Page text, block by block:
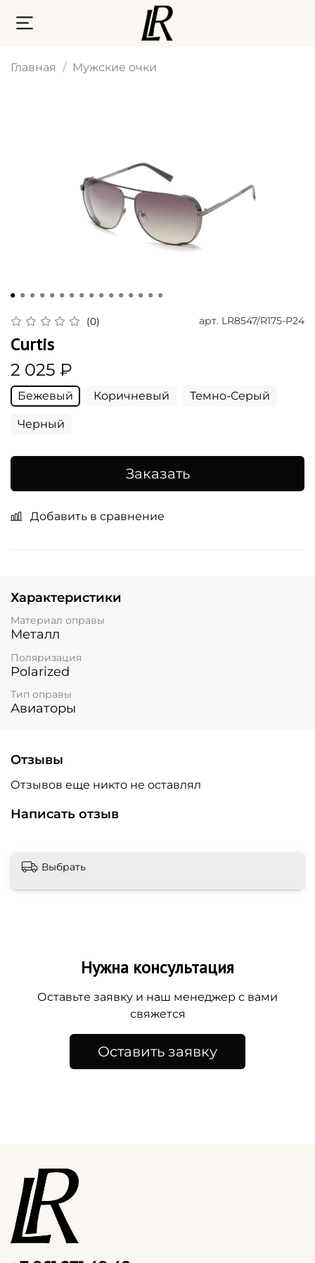
Главная Мужские очки
(0) арт. LR8547/R175-P24
Curtis
2 025 ₽
Бежевый Коричневый Темно-Серый
Черный
Заказать
Добавить в сравнение
Характеристики
Материал оправы
Металл
Поляризация
Polarized
Тип оправы
Авиаторы
Отзывы
Отзывов еще никто не оставлял
Написать отзыв
Выбрать
Нужна консультация
Оставьте заявку и наш менеджер с вами
свяжется
Оставить заявку